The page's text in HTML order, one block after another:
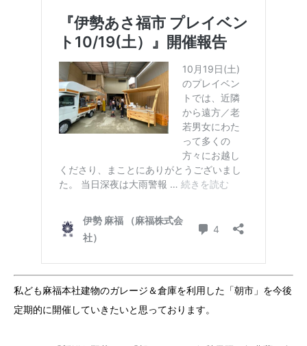
私ども麻福本社建物のガレージ＆倉庫を利用した「朝市」を今後
定期的に開催していきたいと思っております。